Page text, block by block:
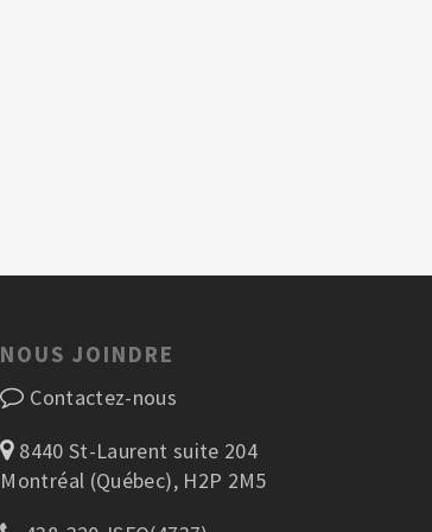
NOUS JOINDRE
Contactez-nous
8440 St-Laurent suite 204
Montréal (Québec), H2P 2M5